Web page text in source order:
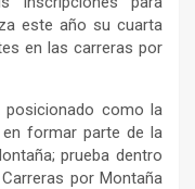
este año su cuarta
en las carreras por
posicionado como la
formar parte de la
prueba dentro
por Montaña